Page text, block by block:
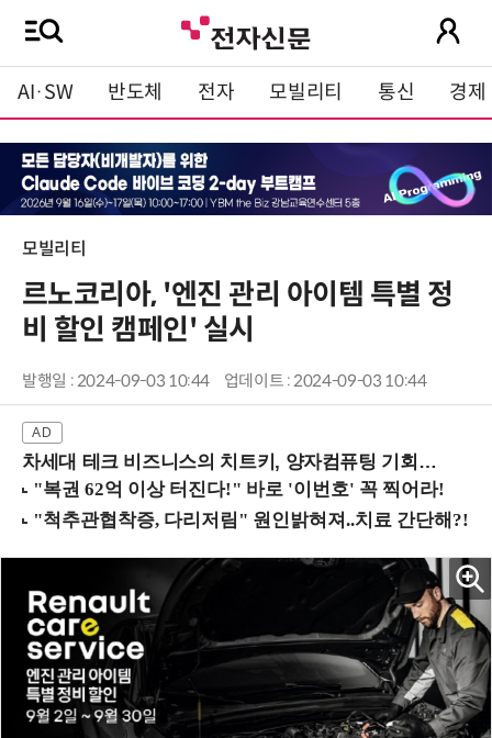
AI·SW 반도체 전자 모빌리티 통신 경제
모빌리티
르노코리아, '엔진 관리 아이템 특별 정
비 할인 캠페인' 실시
발행일 : 2024-09-03 10:44 업데이트 : 2024-09-03 10:44
차세대 테크 비즈니스의 치트키, 양자컴퓨팅 기회를 선점하라! (8/28 강남역)